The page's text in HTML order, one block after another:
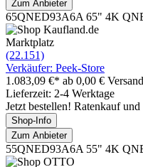
Zum Anbieter
65QNED93A6A 65" 4K
Marktplatz
(22.151)
Verkäufer: Peek-Store
1.083,09 €* ab 0,00 € Versand
Lieferzeit: 2-4 Werktage
Jetzt bestellen! Ratenkauf
Shop-Info
Zum Anbieter
55QNED93A6A 55" 4K